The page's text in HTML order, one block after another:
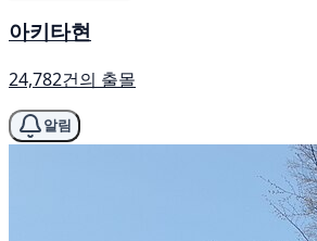
아키타현
24,782건의 출몰
알림